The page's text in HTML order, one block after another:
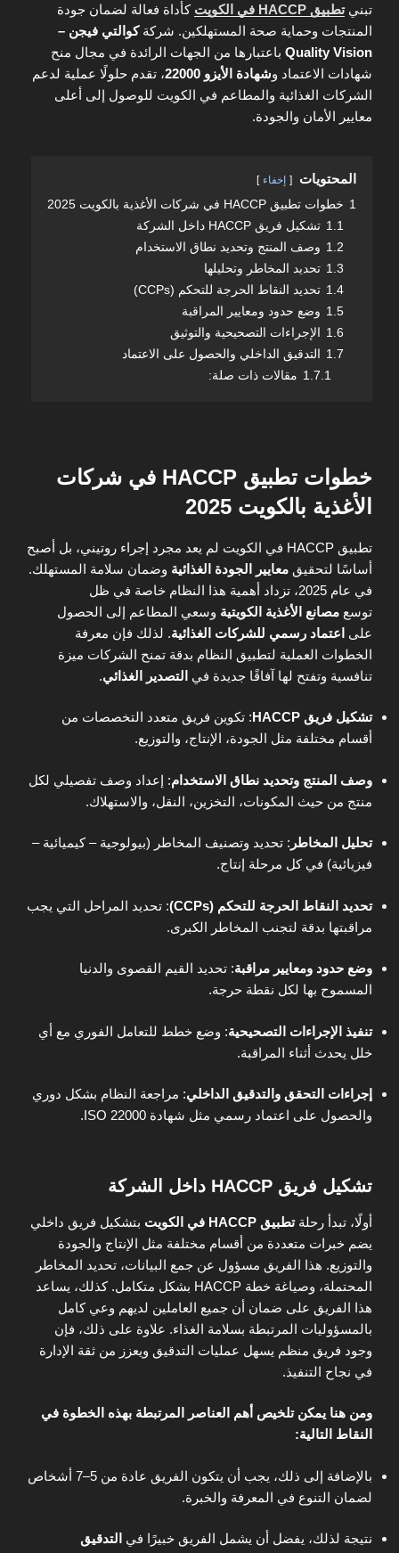
تبنيتطبيق HACCP في الكويت
كأداة فعالة لضمان جودة
المنتجات وحماية صحة المستهلكين. شركةكوالتي فيجن –
Quality Vision باعتبارها من الجهات الرائدة في مجال منح
شهادات الاعتماد وشهادة الأيزو 22000
، تقدم حلولًا عملية لدعم
الشركات الغذائية والمطاعم في الكويت للوصول إلى أعلى
معايير الأمان والجودة.
المحتويات إخفاء
1 خطوات تطبيق HACCP في شركات الأغذية بالكويت 2025
1.1 تشكيل فريق HACCP داخل الشركة
1.2 وصف المنتج وتحديد نطاق الاستخدام
1.3 تحديد المخاطر وتحليلها
1.4 تحديد النقاط الحرجة للتحكم (CCPs)
1.5 وضع حدود ومعايير المراقبة
1.6 الإجراءات التصحيحية والتوثيق
1.7 التدقيق الداخلي والحصول على الاعتماد
1.7.1 مقالات ذات صلة:
خطوات تطبيق HACCP في شركات
الأغذية بالكويت 2025
تطبيق HACCP في الكويت لم يعد مجرد إجراء روتيني، بل أصبح
أساسًا لتحقيق معايير الجودة الغذائية وضمان سلامة المستهلك.
في عام 2025، تزداد أهمية هذا النظام خاصة في ظل
توسع مصانع الأغذية الكويتية وسعي المطاعم إلى الحصول
على اعتماد رسمي للشركات الغذائية. لذلك فإن معرفة
الخطوات العملية لتطبيق النظام بدقة تمنح الشركات ميزة
تنافسية وتفتح لها آفاقًا جديدة في التصدير الغذائي.
تشكيل فريق HACCP
: تكوين فريق متعدد التخصصات من
أقسام مختلفة مثل الجودة، الإنتاج، والتوزيع.
وصف المنتج وتحديد نطاق الاستخدام: إعداد وصف تفصيلي لكل
منتج من حيث المكونات، التخزين، النقل، والاستهلاك.
تحليل المخاطر : تحديد وتصنيف المخاطر (بيولوجية – كيميائية –
فيزيائية) في كل مرحلة إنتاج.
تحديد النقاط الحرجة للتحكم (CCPs)
: تحديد المراحل التي يجب
مراقبتها بدقة لتجنب المخاطر الكبرى.
وضع حدود ومعايير مراقبة: تحديد القيم القصوى والدنيا
المسموح بها لكل نقطة حرجة.
تنفيذ الإجراءات التصحيحية: وضع خطط للتعامل الفوري مع أي
خلل يحدث أثناء المراقبة.
إجراءات التحقق والتدقيق الداخلي: مراجعة النظام بشكل دوري
والحصول على اعتماد رسمي مثل شهادة ISO 22000.
تشكيل فريق HACCP داخل الشركة
أولًا، تبدأ رحلةتطبيق HACCP في الكويت
بتشكيل فريق داخلي
يضم خبرات متعددة من أقسام مختلفة مثل الإنتاج والجودة
والتوزيع. هذا الفريق مسؤول عن جمع البيانات، تحديد المخاطر
المحتملة، وصياغة خطة HACCP بشكل متكامل. كذلك، يساعد
هذا الفريق على ضمان أن جميع العاملين لديهم وعي كامل
بالمسؤوليات المرتبطة بسلامة الغذاء. علاوة على ذلك، فإن
وجود فريق منظم يسهل عمليات التدقيق ويعزز من ثقة الإدارة
في نجاح التنفيذ.
ومن هنا يمكن تلخيص أهم العناصر المرتبطة بهذه الخطوة في
النقاط التالية:
بالإضافة إلى ذلك، يجب أن يتكون الفريق عادة من 5–7 أشخاص
لضمان التنوع في المعرفة والخبرة.
نتيجة لذلك، يفضل أن يشمل الفريق خبيرًا في التدقيق